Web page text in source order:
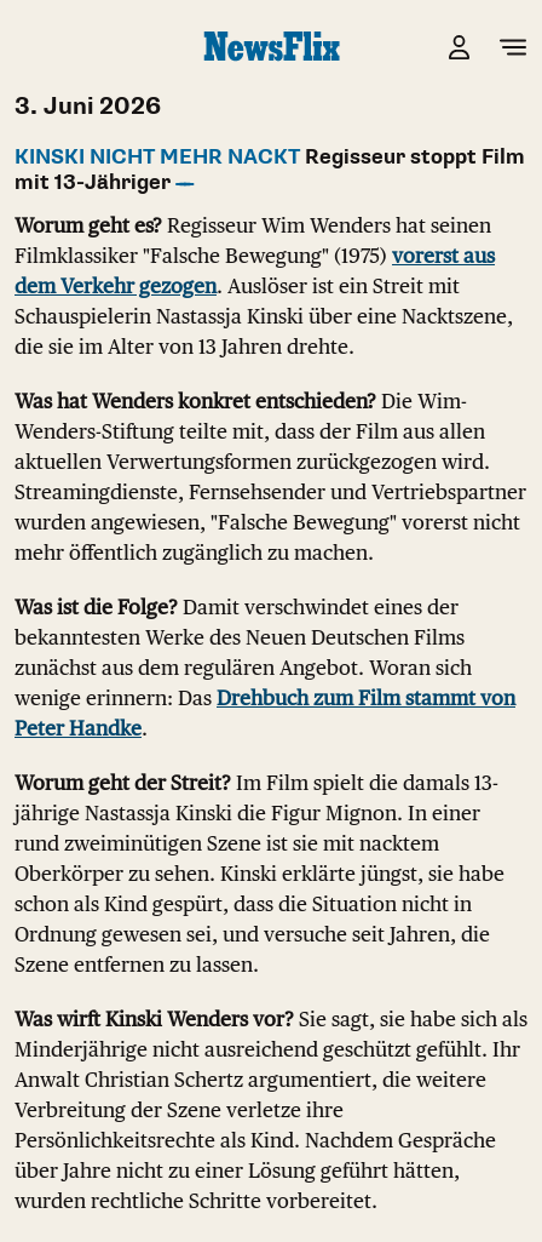
3. Juni 2026
KINSKI NICHT MEHR NACKTRegisseur stoppt Film
mit 13-Jähriger
Worum geht es? Regisseur Wim Wenders hat seinen
Filmklassiker "Falsche Bewegung" (1975) vorerst aus
dem Verkehr gezogen. Auslöser ist ein Streit mit
Schauspielerin Nastassja Kinski über eine Nacktszene,
die sie im Alter von 13 Jahren drehte.
Was hat Wenders konkret entschieden? Die Wim-
Wenders-Stiftung teilte mit, dass der Film aus allen
aktuellen Verwertungsformen zurückgezogen wird.
Streamingdienste, Fernsehsender und Vertriebspartner
wurden angewiesen, "Falsche Bewegung" vorerst nicht
mehr öffentlich zugänglich zu machen.
Was ist die Folge? Damit verschwindet eines der
bekanntesten Werke des Neuen Deutschen Films
zunächst aus dem regulären Angebot. Woran sich
wenige erinnern: Das Drehbuch zum Film stammt von
Peter Handke.
Worum geht der Streit? Im Film spielt die damals 13-
jährige Nastassja Kinski die Figur Mignon. In einer
rund zweiminütigen Szene ist sie mit nacktem
Oberkörper zu sehen. Kinski erklärte jüngst, sie habe
schon als Kind gespürt, dass die Situation nicht in
Ordnung gewesen sei, und versuche seit Jahren, die
Szene entfernen zu lassen.
Was wirft Kinski Wenders vor? Sie sagt, sie habe sich als
Minderjährige nicht ausreichend geschützt gefühlt. Ihr
Anwalt Christian Schertz argumentiert, die weitere
Verbreitung der Szene verletze ihre
Persönlichkeitsrechte als Kind. Nachdem Gespräche
über Jahre nicht zu einer Lösung geführt hätten,
wurden rechtliche Schritte vorbereitet.